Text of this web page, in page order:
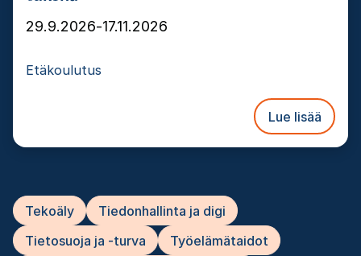
29.9.2026-17.11.2026
Etäkoulutus
Lue lisää
Tekoäly
Tiedonhallinta ja digi
Tietosuoja ja -turva
Työelämätaidot